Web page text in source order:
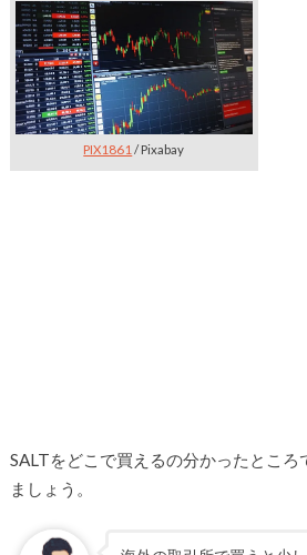
PIX1861 / Pixabay
SALTをどこで買えるの分かったところ
ましょう。